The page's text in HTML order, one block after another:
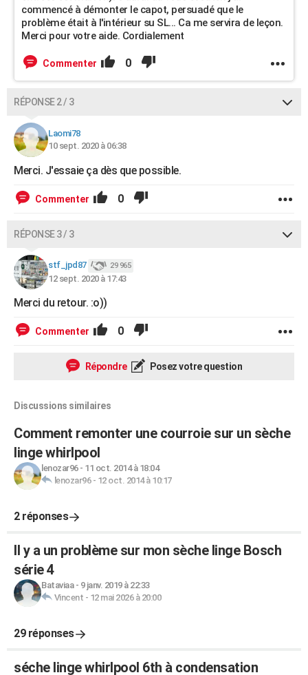
commencé à démonter le capot, persuadé que le
problème était à l'intérieur su SL... Ca me servira de leçon.
Merci pour votre aide. Cordialement
Commenter 0
RÉPONSE 2 / 3
Laomi78
10 sept. 2020 à 06:38
Merci. J'essaie ça dès que possible.
Commenter 0
RÉPONSE 3 / 3
stf_jpd87 29 965
12 sept. 2020 à 17:43
Merci du retour. :o))
Commenter 0
Répondre Posez votre question
Discussions similaires
Comment remonter une courroie sur un sèche
linge whirlpool
lenozar96- 11 oct. 2014 à 18:04
lenozar96- 12 oct. 2014 à 10:17
2 réponses
Il y a un problème sur mon sèche linge Bosch
série 4
Bataviaa- 9 janv. 2019 à 22:33
Vincent - 12 mai 2026 à 20:00
29 réponses
séche linge whirlpool 6th à condensation